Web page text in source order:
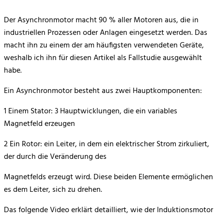
Der Asynchronmotor macht 90 % aller Motoren aus, die in
industriellen Prozessen oder Anlagen eingesetzt werden. Das
macht ihn zu einem der am häufigsten verwendeten Geräte,
weshalb ich ihn für diesen Artikel als Fallstudie ausgewählt
habe.
Ein Asynchronmotor besteht aus zwei Hauptkomponenten:
1 Einem Stator: 3 Hauptwicklungen, die ein variables
Magnetfeld erzeugen
2 Ein Rotor: ein Leiter, in dem ein elektrischer Strom zirkuliert,
der durch die Veränderung des
Magnetfelds erzeugt wird. Diese beiden Elemente ermöglichen
es dem Leiter, sich zu drehen.
Das folgende Video erklärt detailliert, wie der Induktionsmotor